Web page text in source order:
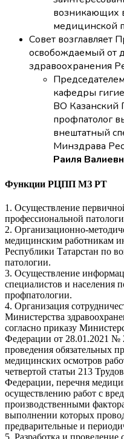
возникающих
медицинской
Совет возглавляет
освобождаемый от
здравоохранения
кафедры
ВО Казанский
профпатолог
внештатный
Минздрава
Раиля
Функции РЦПП МЗ РТ
1. Осуществление
профессиональной
2. Организационно-
медицинским работникам
Республики Татарстан по
патологии.
3. Осуществление
специалистов и населения
профпатологии.
4. Организация
Министерства
согласно приказу
Федерации от 28.01.2021 №
проведения обязательных
медицинских осмотров
четвертой статьи 213
Федерации, перечня
осуществлению работ с
производственными
выполнении которых
предварительные и
5. Разработка и проведение